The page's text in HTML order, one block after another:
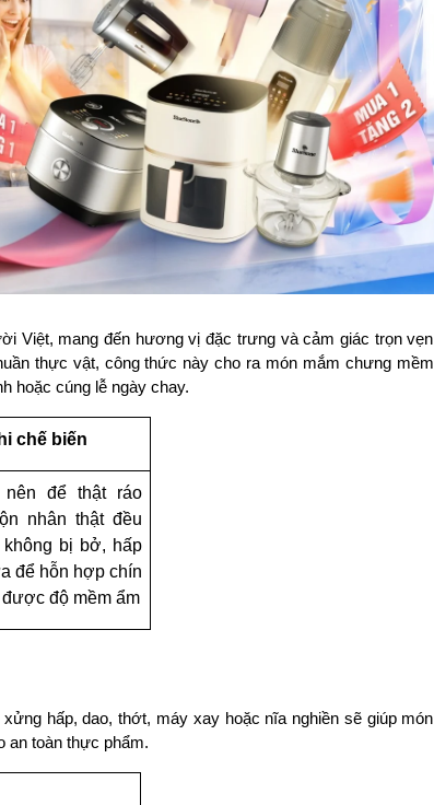
Việt, mang đến hương vị đặc trưng và cảm giác trọn vẹn
thực vật, công thức này cho ra món mắm chưng mềm
hoặc cúng lễ ngày chay.
chế biến
để thật ráo
nhân thật đều
không bị bở, hấp
để hỗn hợp chín
độ mềm ẩm
hấp, dao, thớt, máy xay hoặc nĩa nghiền sẽ giúp món
an toàn thực phẩm.